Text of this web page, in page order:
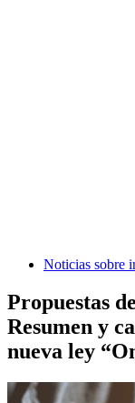
Noticias sobre
Propuestas
Resumen y
nueva ley